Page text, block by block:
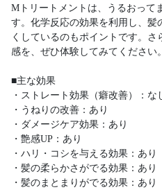
Mトリートメントは、うるおって
す。化学反応の効果を利用し、髪
くしているのもポイントです。
感を、ぜひ体験してみてください。
■主な効果
・ストレート効果（癖改善）：な
・うねりの改善：あり
・ダメージケア効果：あり
・艶感UP：あり
・ハリ・コシを与える効果：あり
・髪の柔らかさがでる効果：あり
・髪のまとまりがでる効果：あり